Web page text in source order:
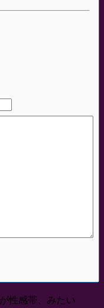
性感帯、みたい